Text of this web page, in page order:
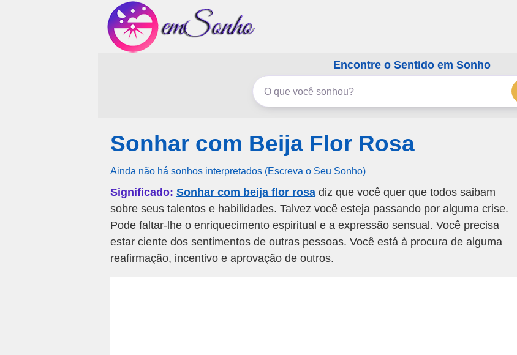
Encontre o Sentido em Sonho
Sonhar com Beija Flor Rosa
Ainda não há sonhos interpretados (Escreva o Seu Sonho)
Significado: Sonhar com beija flor rosa diz que você quer que todos saibam
sobre seus talentos e habilidades. Talvez você esteja passando por alguma crise.
Pode faltar-lhe o enriquecimento espiritual e a expressão sensual. Você precisa
estar ciente dos sentimentos de outras pessoas. Você está à procura de alguma
reafirmação, incentivo e aprovação de outros.